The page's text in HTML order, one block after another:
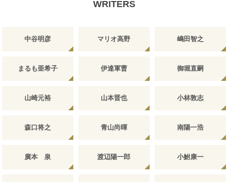
WRITERS
中谷明彦 マリオ高野 嶋田智之
まるも亜希子 伊達軍曹 御堀直嗣
山崎元裕 山本晋也 小林敦志
森口将之 青山尚暉 南陽一浩
廣本 泉 渡辺陽一郎 小鮒康一